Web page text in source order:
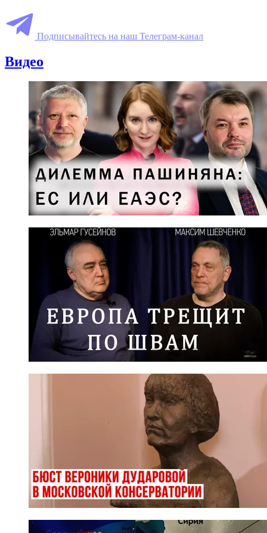
Подписывайтесь на наш Телеграм-канал
Видео